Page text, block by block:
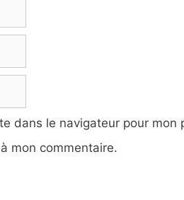
dans le navigateur pour mon
mon commentaire.